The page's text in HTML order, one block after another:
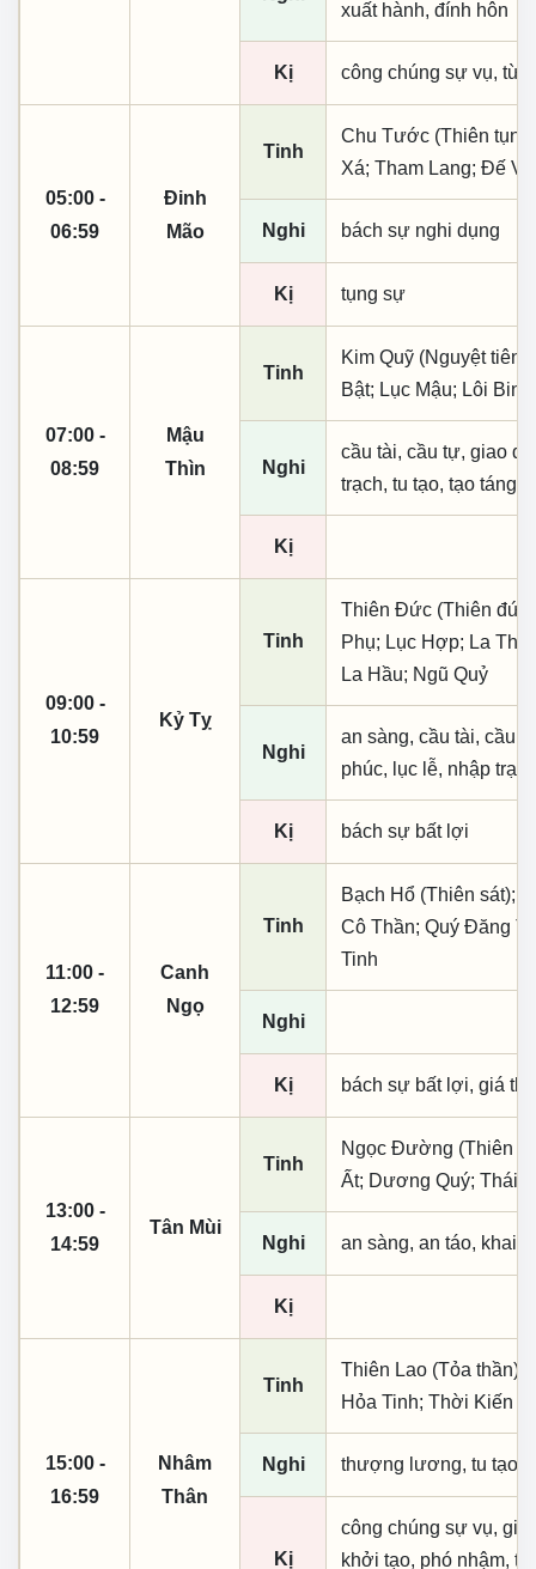
xuất hành, đính hôn
Kị công chúng sự vụ, từ
05:00 -
06:59
Đinh
Mão
Tinh
Chu Tước (Thiên
Xá; Tham Lang; Đế
Nghi bách sự nghi dụng
Kị tụng sự
07:00 -
08:59
Mậu
Thìn
Tinh
Kim Quỹ (Nguyệt
Bật; Lục Mậu; Lôi
Nghi
cầu tài, cầu tự, giao
trạch, tu tạo, tạo táng,
Kị
09:00 -
10:59
Kỷ Tỵ
Tinh
Thiên Đức (Thiên
Phụ; Lục Hợp; La
La Hầu; Ngũ Quỷ
Nghi
an sàng, cầu tài, cầu
phúc, lục lễ, nhập
Kị bách sự bất lợi
11:00 -
12:59
Canh
Ngọ
Tinh
Bạch Hổ (Thiên sát);
Cô Thần; Quý Đăng
Tinh
Nghi
Kị bách sự bất lợi, giá
13:00 -
14:59
Tân Mùi
Tinh
Ngọc Đường (Thiên
Ất; Dương Quý; Thái
Nghi an sàng, an táo, khai
Kị
15:00 -
16:59
Nhâm
Thân
Tinh
Thiên Lao (Tỏa thần);
Hỏa Tinh; Thời Kiến
Nghi thượng lương, tu tạo
Kị
công chúng sự vụ,
khởi tạo, phó nhậm,